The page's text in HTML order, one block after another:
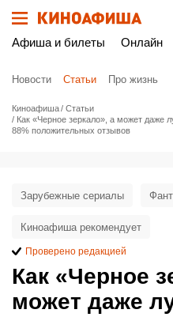
Афиша и билеты Онлайн
Новости Статьи Про жизнь
Киноафиша
Статьи
Как «Черное зеркало», а может даже
88% положительных отзывов
Как «Черное
может даже
Зарубежные сериалы
Киноафиша рекомендует
Проверено редакцией